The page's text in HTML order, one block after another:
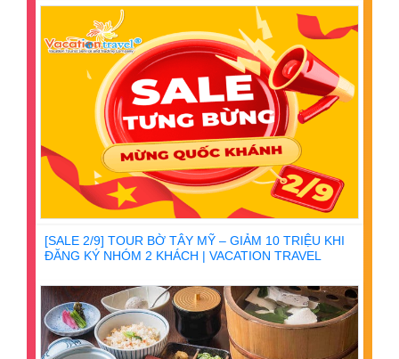
[SALE 2/9] TOUR BỜ TÂY MỸ – GIẢM 10 TRIỆU KHI
ĐĂNG KÝ NHÓM 2 KHÁCH | VACATION TRAVEL